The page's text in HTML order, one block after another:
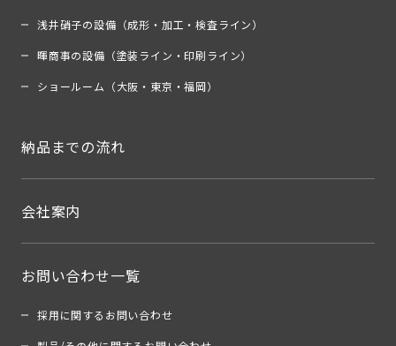
浅井硝子の設備（成形・加工・検査ライン）
暉商事の設備（塗装ライン・印刷ライン）
ショールーム（大阪・東京・福岡）
納品までの流れ
会社案内
お問い合わせ一覧
採用に関するお問い合わせ